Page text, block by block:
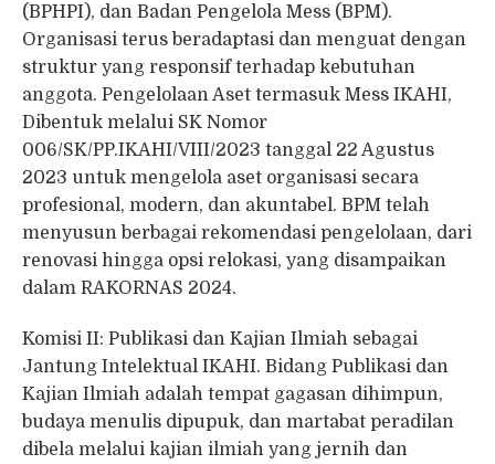
(BPHPI), dan Badan Pengelola Mess (BPM).
Organisasi terus beradaptasi dan menguat dengan
struktur yang responsif terhadap kebutuhan
anggota. Pengelolaan Aset termasuk Mess IKAHI,
Dibentuk melalui SK Nomor
006/SK/PP.IKAHI/VIII/2023 tanggal 22 Agustus
2023 untuk mengelola aset organisasi secara
profesional, modern, dan akuntabel. BPM telah
menyusun berbagai rekomendasi pengelolaan, dari
renovasi hingga opsi relokasi, yang disampaikan
dalam RAKORNAS 2024.
Komisi II: Publikasi dan Kajian Ilmiah sebagai
Jantung Intelektual IKAHI. Bidang Publikasi dan
Kajian Ilmiah adalah tempat gagasan dihimpun,
budaya menulis dipupuk, dan martabat peradilan
dibela melalui kajian ilmiah yang jernih dan